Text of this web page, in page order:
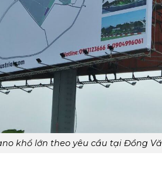
khổ lớn theo yêu cầu tại Đồng